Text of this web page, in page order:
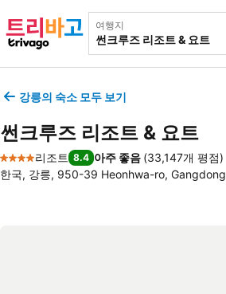
여행지
강릉의 숙소 모두 보기
썬크루즈 리조트 & 요트
4 성급
리조트 8.4 아주 좋음 (33,147개 평점)
한국, 강릉, 950-39 Heonhwa-ro,